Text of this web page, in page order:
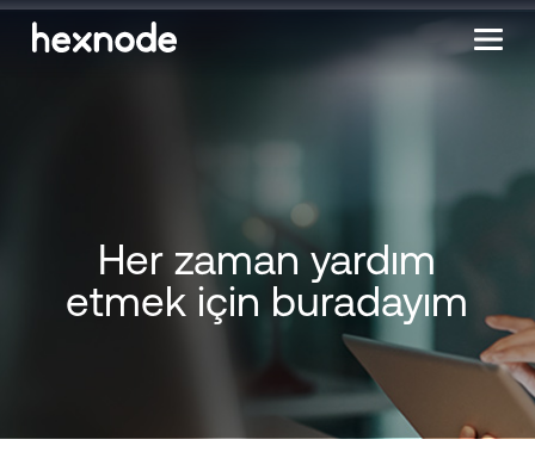
Her zaman yardım
etmek için buradayım